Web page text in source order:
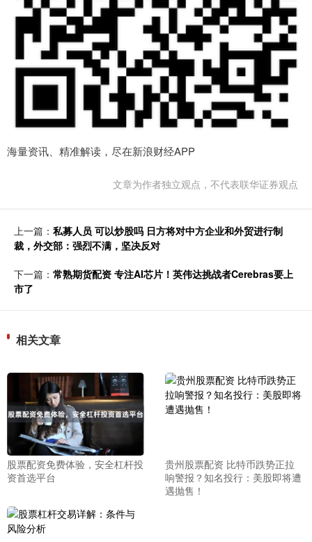
海量资讯、精准解读，尽在新浪财经APP
文章为作者独立观点，不代表联华证券观点
上一篇： 私募人员 可以炒股吗 日方将对中方企业和外贸进行制
裁，外交部：强烈不满，坚决反对
下一篇： 常熟期货配资 专注AI芯片！英伟达挑战者Cerebras要上
市了
相关文章
股票配资免费体验，安全杠杆投
资首选平台
贵州股票配资 比特币跌势正拉
响警报？知名投行：美股即将遭
遇抛售！